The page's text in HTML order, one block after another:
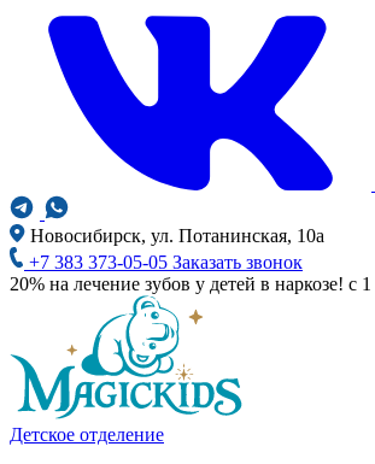
Новосибирск, ул. Потанинская, 10а
+7 383 373-05-05 Заказать звонок
20% на лечение зубов у детей в наркозе! с
Детское отделение